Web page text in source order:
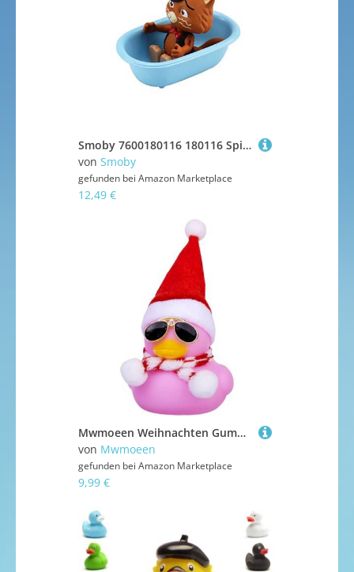
Smoby 7600180116 180116 Spielfigur Stink mit Badewanne, Figur aus der 44 Cats Serie, für Kinder ab 3 Jahren, Mehrfarbig
von Smoby
gefunden bei Amazon Marketplace
12,49 €
Mwmoeen Weihnachten Gummiente Autodekoration, Gelbe Quietscheente Duck Armaturenbrett Ornamente，EIN Weihnachtshut Schal Sonnenbrille tragenfür Weihnachtsdekoration Wohndekorationen für Erwachsene
von Mwmoeen
gefunden bei Amazon Marketplace
9,99 €